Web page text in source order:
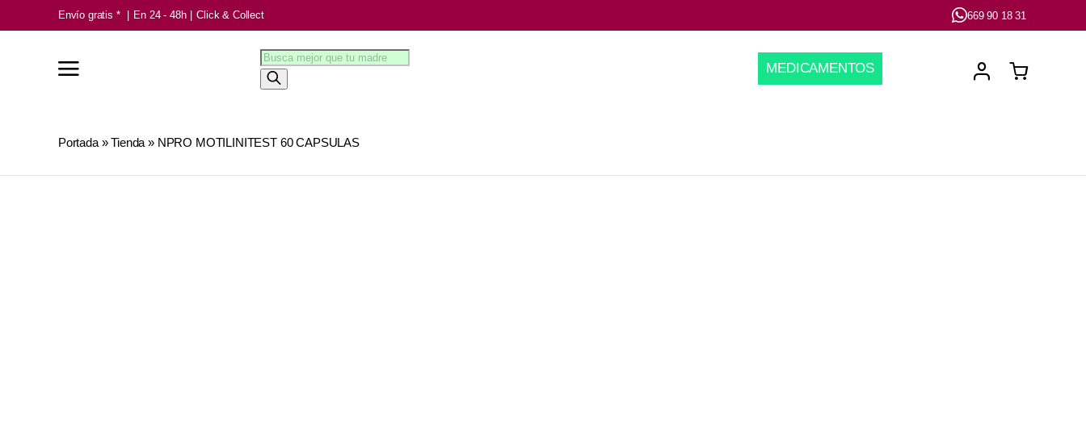
al
Envío gratis * En 24 - 48h Click & Collect 669 90 18 31
Búsqueda
de
MEDICAMENTOS
Portada»Tienda » NPRO MOTILINITEST 60 CAPSULAS